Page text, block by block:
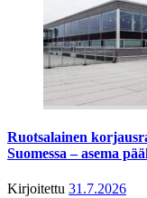
Ruotsalainen
Suomessa – asema
Kirjoitettu 31.7.2026